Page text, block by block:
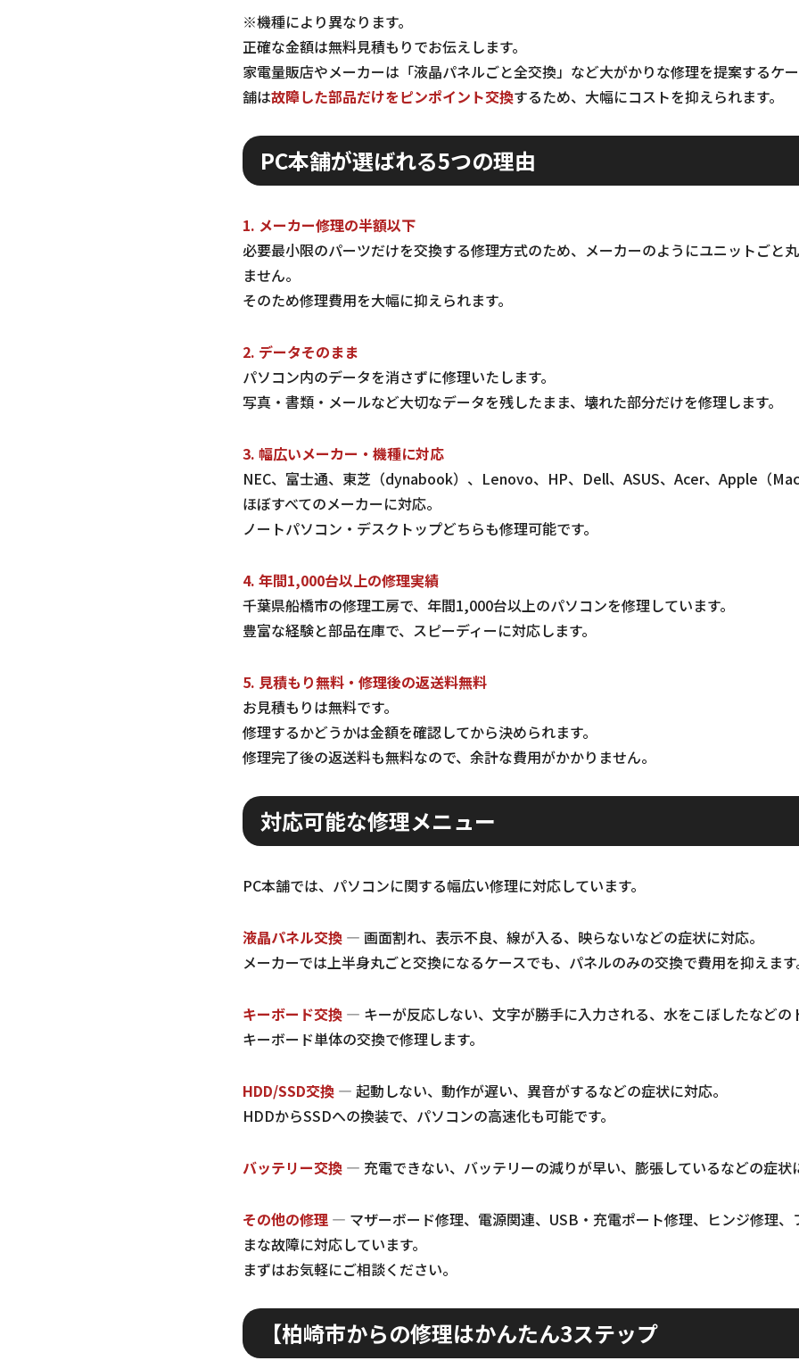
※機種により異なります。
正確な金額は無料見積もりでお伝えします。
家電量販店やメーカーは「液晶パネルごと全交換」など大がかりな修理を提案するケ
舗は故障した部品だけをピンポイント交換するため、大幅にコストを抑えられます。
PC本舗が選ばれる5つの理由
1. メーカー修理の半額以下
必要最小限のパーツだけを交換する修理方式のため、メーカーのようにユニットごと
ません。
そのため修理費用を大幅に抑えられます。
2. データそのまま
パソコン内のデータを消さずに修理いたします。
写真・書類・メールなど大切なデータを残したまま、壊れた部分だけを修理します。
3. 幅広いメーカー・機種に対応
NEC、富士通、東芝（dynabook）、Lenovo、HP、Dell、ASUS、Acer、Apple（
ほぼすべてのメーカーに対応。
ノートパソコン・デスクトップどちらも修理可能です。
4. 年間1,000台以上の修理実績
千葉県船橋市の修理工房で、年間1,000台以上のパソコンを修理しています。
豊富な経験と部品在庫で、スピーディーに対応します。
5. 見積もり無料・修理後の返送料無料
お見積もりは無料です。
修理するかどうかは金額を確認してから決められます。
修理完了後の返送料も無料なので、余計な費用がかかりません。
対応可能な修理メニュー
PC本舗では、パソコンに関する幅広い修理に対応しています。
液晶パネル交換 — 画面割れ、表示不良、線が入る、映らないなどの症状に対応。
メーカーでは上半身丸ごと交換になるケースでも、パネルのみの交換で費用を抑えま
キーボード交換 — キーが反応しない、文字が勝手に入力される、水をこぼしたなどの
キーボード単体の交換で修理します。
HDD/SSD交換 — 起動しない、動作が遅い、異音がするなどの症状に対応。
HDDからSSDへの換装で、パソコンの高速化も可能です。
バッテリー交換 — 充電できない、バッテリーの減りが早い、膨張しているなどの症状
その他の修理 — マザーボード修理、電源関連、USB・充電ポート修理、ヒンジ修理、
まな故障に対応しています。
まずはお気軽にご相談ください。
【柏崎市からの修理はかんたん3ステップ